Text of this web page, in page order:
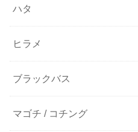
ハタ
ヒラメ
ブラックバス
マゴチ / コチング